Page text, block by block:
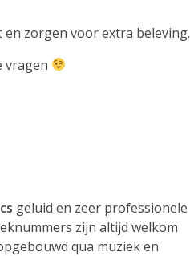
zorgen voor extra beleving.
vragen
geluid en zeer professionele
zijn altijd welkom
qua muziek en